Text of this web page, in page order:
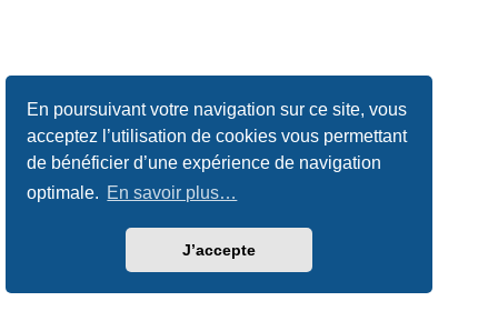
En poursuivant votre navigation sur ce site, vous
acceptez l’utilisation de cookies vous permettant
de bénéficier d’une expérience de navigation
optimale. En savoir plus…
J’accepte